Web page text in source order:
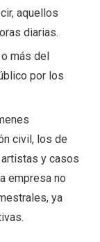
aquellos
diarias.
más del
por los
civil, los de
y casos
empresa no
ya